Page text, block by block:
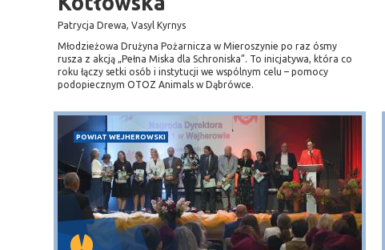
Patrycja Drewa, Vasyl Kyrnys
Młodzieżowa Drużyna Pożarnicza w Mieroszynie po raz ósmy
rusza z akcją „Pełna Miska dla Schroniska”. To inicjatywa, która co
roku łączy setki osób i instytucji we wspólnym celu – pomocy
podopiecznym OTOZ Animals w Dąbrówce.
POWIAT WEJHEROWSKI